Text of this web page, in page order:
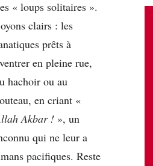
« loups solitaires ».
clairs : les
prêts à
en pleine rue,
hachoir ou au
en criant «
Akbar ! », un
qui ne leur a
pacifiques. Reste